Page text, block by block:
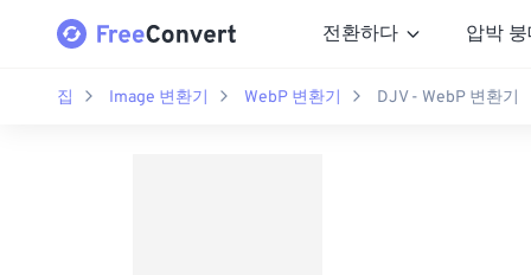
전환하다 압박
집 Image 변환기 WebP 변환기 DJV - WebP 변환기